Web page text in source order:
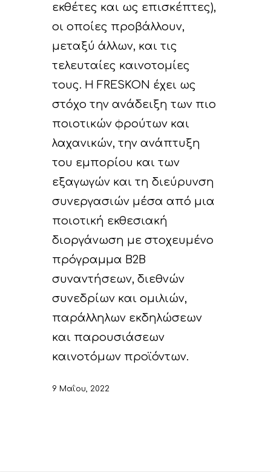
εκθέτες και ως επισκέπτες),
οι οποίες προβάλλουν,
µεταξύ άλλων, και τις
τελευταίες καινοτοµίες
τους. Η FRESKON έχει ως
στόχο την ανάδειξη των πιο
ποιοτικών φρούτων και
λαχανικών, την ανάπτυξη
του εµπορίου και των
εξαγωγών και τη διεύρυνση
συνεργασιών µέσα από µια
ποιοτική εκθεσιακή
διοργάνωση µε στοχευµένο
πρόγραµµα Β2Β
συναντήσεων, διεθνών
συνεδρίων και οµιλιών,
παράλληλων εκδηλώσεων
και παρουσιάσεων
καινοτόµων προϊόντων.
9 Μαΐου, 2022